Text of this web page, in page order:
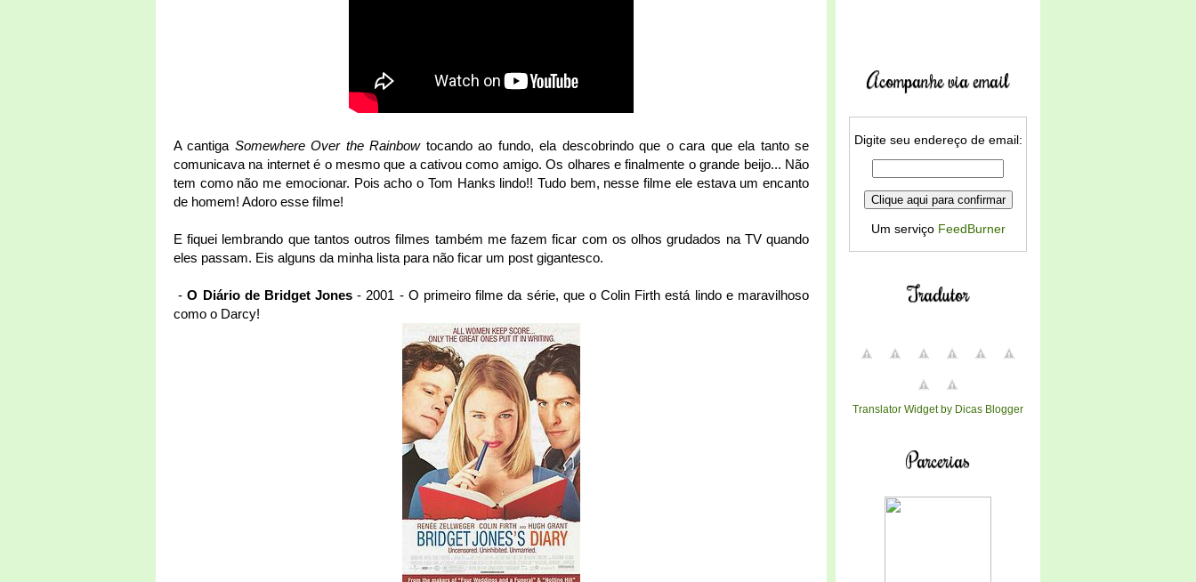
A cantiga Somewhere Over the Rainbowtocando ao fundo, ela descobrindo que o cara que ela tanto se
comunicava na internet é o mesmo que a cativou como amigo. Os olhares e finalmente o grande beijo... Não
tem como não me emocionar. Pois acho o Tom Hanks lindo!! Tudo bem, nesse filme ele estava um encanto
de homem! Adoro esse filme!
E fiquei lembrando que tantos outros filmes também me fazem ficar com os olhos grudados na TV quando
eles passam. Eis alguns da minha lista para não ficar um post gigantesco.
-O Diário de Bridget Jones - 2001 - O primeiro filme da série, que o Colin Firth está lindo e maravilhoso
como o Darcy!
Acompanhe via email
Digite seu endereço de email:
Um serviço FeedBurner
Tradutor
Translator Widget by Dicas Blogger
Parcerias